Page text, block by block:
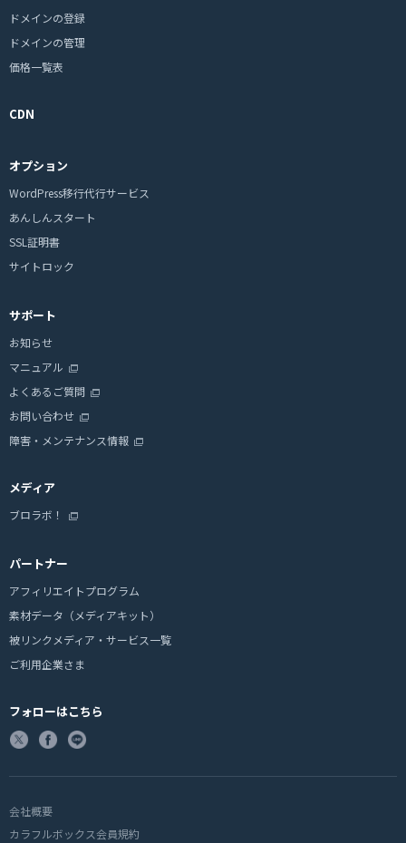
ドメインの登録
ドメインの管理
価格一覧表
CDN
オプション
WordPress移行代行サービス
あんしんスタート
SSL証明書
サイトロック
サポート
お知らせ
マニュアル
よくあるご質問
お問い合わせ
障害・メンテナンス情報
メディア
ブロラボ！
パートナー
アフィリエイトプログラム
素材データ（メディアキット）
被リンクメディア・サービス一覧
ご利用企業さま
フォローはこちら
会社概要
カラフルボックス会員規約